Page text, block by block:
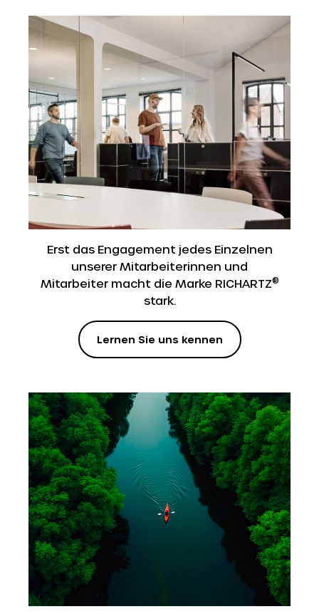
Erst das Engagement jedes Einzelnen
unserer Mitarbeiterinnen und
Mitarbeiter macht die Marke RICHARTZ®
stark.
Lernen Sie uns kennen